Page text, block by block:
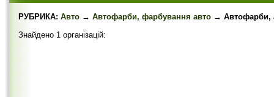
РУБРИКА: Авто → Автофарби, фарбування авто → Автофарби,
Знайдено 1 організацій: